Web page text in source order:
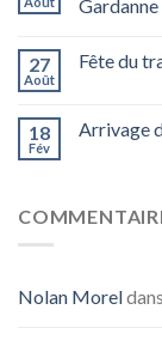
27
Août
Fête du
18
Fév
Arrivage
Nolan Moreldans